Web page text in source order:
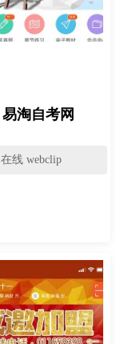
易淘自考网
在线 webclip